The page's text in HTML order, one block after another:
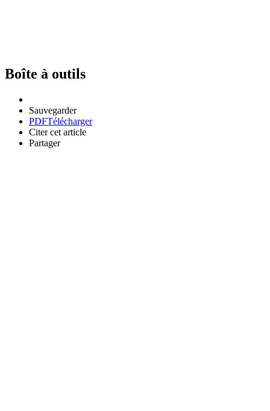
Boîte à outils
Sauvegarder
PDFTélécharger
Citer cet article
Partager